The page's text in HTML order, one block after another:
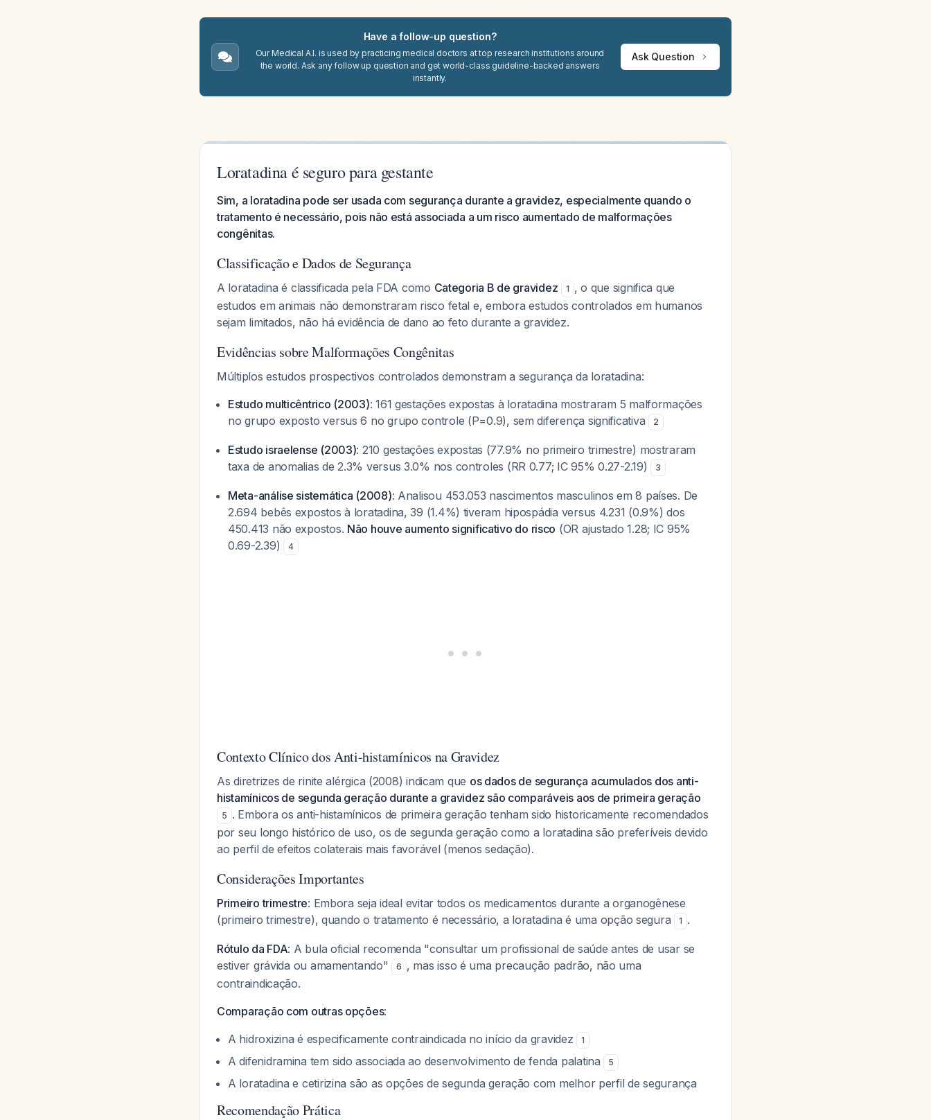
Have a follow-up question?
Our Medical A.I. is used by practicing medical doctors at top research institutions around
the world. Ask any follow up question and get world-class guideline-backed answers
instantly.
Ask Question
Loratadina é seguro para gestante
Sim, a loratadina pode ser usada com segurança durante a gravidez, especialmente quando o
tratamento é necessário, pois não está associada a um risco aumentado de malformações
congênitas.
Classificação e Dados de Segurança
A loratadina é classificada pela FDA como Categoria B de gravidez 1 , o que significa que
estudos em animais não demonstraram risco fetal e, embora estudos controlados em humanos
sejam limitados, não há evidência de dano ao feto durante a gravidez.
Evidências sobre Malformações Congênitas
Múltiplos estudos prospectivos controlados demonstram a segurança da loratadina:
Estudo multicêntrico (2003): 161 gestações expostas à loratadina mostraram 5 malformações
no grupo exposto versus 6 no grupo controle (P=0.9), sem diferença significativa
2
Estudo israelense (2003): 210 gestações expostas (77.9% no primeiro trimestre) mostraram
taxa de anomalias de 2.3% versus 3.0% nos controles (RR 0.77; IC 95% 0.27-2.19)
3
Meta-análise sistemática (2008): Analisou 453.053 nascimentos masculinos em 8 países. De
2.694 bebês expostos à loratadina, 39 (1.4%) tiveram hipospádia versus 4.231 (0.9%) dos
450.413 não expostos. Não houve aumento significativo do risco (OR ajustado 1.28; IC 95%
0.69-2.39)
4
Contexto Clínico dos Anti-histamínicos na Gravidez
As diretrizes de rinite alérgica (2008) indicam que os dados de segurança acumulados dos anti-
histamínicos de segunda geração durante a gravidez são comparáveis aos de primeira geração
5 . Embora os anti-histamínicos de primeira geração tenham sido historicamente recomendados
por seu longo histórico de uso, os de segunda geração como a loratadina são preferíveis devido
ao perfil de efeitos colaterais mais favorável (menos sedação).
Considerações Importantes
Primeiro trimestre: Embora seja ideal evitar todos os medicamentos durante a organogênese
(primeiro trimestre), quando o tratamento é necessário, a loratadina é uma opção segura
1 .
Rótulo da FDA: A bula oficial recomenda "consultar um profissional de saúde antes de usar se
estiver grávida ou amamentando"
6 , mas isso é uma precaução padrão, não uma
contraindicação.
Comparação com outras opções:
A hidroxizina é especificamente contraindicada no início da gravidez
1
A difenidramina tem sido associada ao desenvolvimento de fenda palatina 5
A loratadina e cetirizina são as opções de segunda geração com melhor perfil de segurança
Recomendação Prática